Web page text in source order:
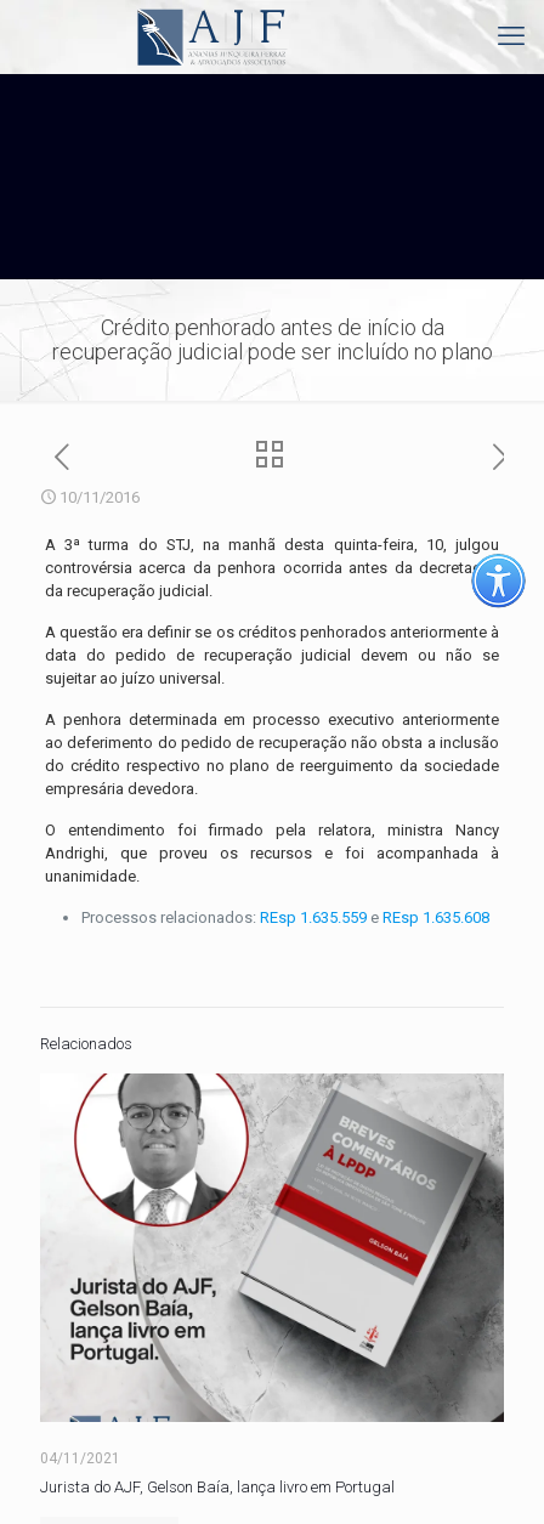
Crédito penhorado antes de início da
recuperação judicial pode ser incluído no plano
10/11/2016
A 3ª turma do STJ, na manhã desta quinta-feira, 10, julgou
controvérsia acerca da penhora ocorrida antes da decretação
da recuperação judicial.
A questão era definir se os créditos penhorados anteriormente à
data do pedido de recuperação judicial devem ou não se
sujeitar ao juízo universal.
A penhora determinada em processo executivo anteriormente
ao deferimento do pedido de recuperação não obsta a inclusão
do crédito respectivo no plano de reerguimento da sociedade
empresária devedora.
O entendimento foi firmado pela relatora, ministra Nancy
Andrighi, que proveu os recursos e foi acompanhada à
unanimidade.
Processos relacionados: REsp 1.635.559e REsp 1.635.608
Relacionados
04/11/2021
Jurista do AJF, Gelson Baía, lança livro em Portugal